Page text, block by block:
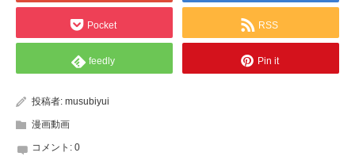
Pocket RSS
feedly Pin it
投稿者: musubiyui
漫画動画
コメント: 0